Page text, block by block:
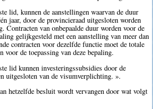
lid, kunnen de aanstellingen waarvan de duur
jaar, door de provincieraad uitgesloten worden
Contracten van onbepaalde duur worden voor de
gelijkgesteld met een aanstelling van meer dan
contracten voor dezelfde functie moet de totale
voor de toepassing van deze bepaling.
lid kunnen investeringssubsidies door de
uitgesloten van de visumverplichting. ».
hetzelfde besluit wordt vervangen door wat volgt